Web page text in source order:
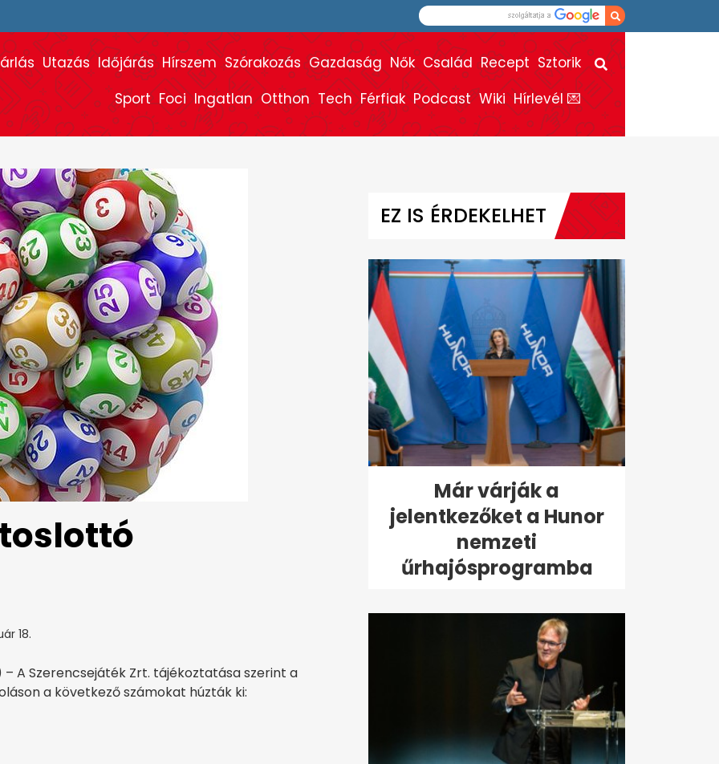
Utazás Időjárás Hírszem Szórakozás Gazdaság Nők Család Recept Sztorik
Sport Foci Ingatlan Otthon Tech Férfiak Podcast Wiki Hírlevél 💌
18.
– A Szerencsejáték Zrt. tájékoztatása szerint a
a következő számokat húzták ki:
EZ IS ÉRDEKELHET
Már várják a
jelentkezőket a Hunor
nemzeti
űrhajósprogramba